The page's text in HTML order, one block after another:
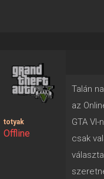
totyak
Offline
Talán
az
GTA
csak